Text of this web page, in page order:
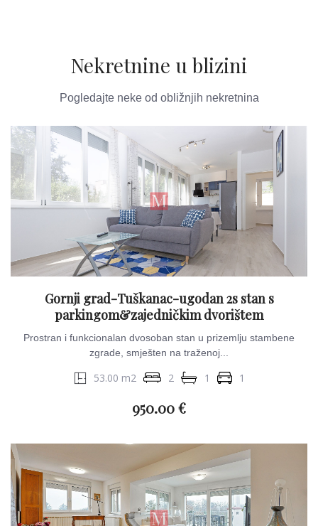
Nekretnine u blizini
Pogledajte neke od obližnjih nekretnina
Gornji grad-Tuškanac-ugodan 2s stan s
parkingom&zajedničkim dvorištem
Prostran i funkcionalan dvosoban stan u prizemlju stambene
zgrade, smješten na traženoj...
53.00 m2 2 1 1
950.00 €